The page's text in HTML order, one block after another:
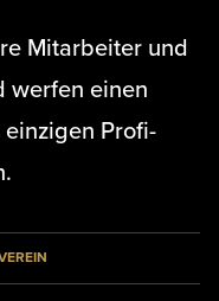
Mitarbeiter und
werfen einen
Profi-